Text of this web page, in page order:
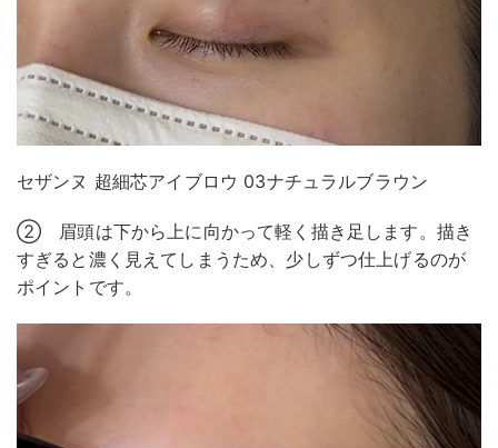
セザンヌ 超細芯アイブロウ 03ナチュラルブラウン
② 眉頭は下から上に向かって軽く描き足します。描き
すぎると濃く見えてしまうため、少しずつ仕上げるのが
ポイントです。